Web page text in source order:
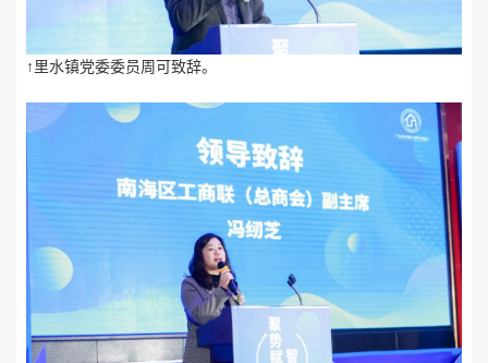
↑里水镇党委委员周可致辞。